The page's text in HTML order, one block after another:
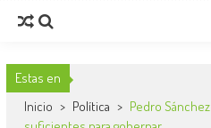
Estas en
Inicio > Política > Pedro